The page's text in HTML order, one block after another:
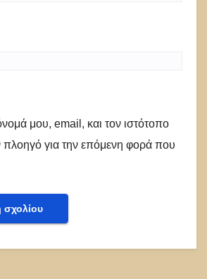
μου, email, και τον ιστότοπο
πλοηγό για την επόμενη φορά που